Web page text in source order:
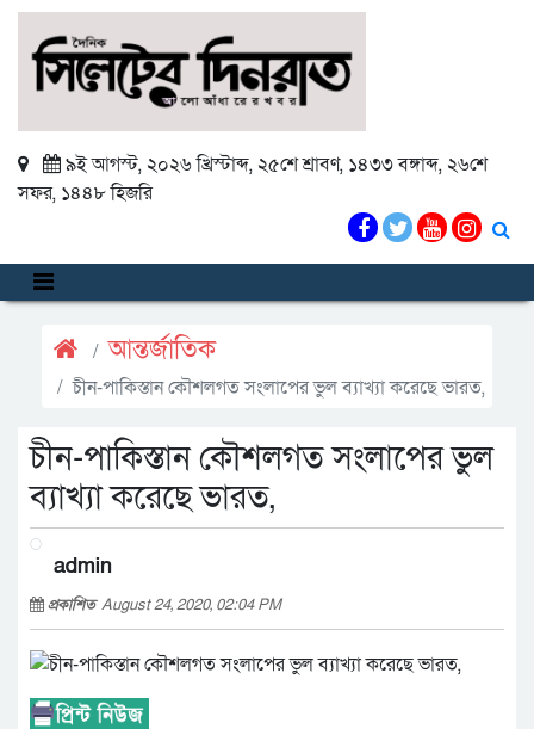
৯ই আগস্ট, ২০২৬ খ্রিস্টাব্দ, ২৫শে শ্রাবণ, ১৪৩৩ বঙ্গাব্দ, ২৬শে
সফর, ১৪৪৮ হিজরি
আন্তর্জাতিক
চীন-পাকিস্তান কৌশলগত সংলাপের ভুল ব্যাখ্যা করেছে ভারত,
চীন-পাকিস্তান কৌশলগত সংলাপের ভুল
ব্যাখ্যা করেছে ভারত,
admin
প্রকাশিতAugust 24, 2020, 02:04 PM